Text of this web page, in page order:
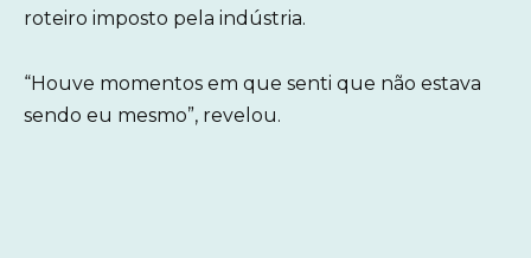
roteiro imposto pela indústria.
“Houve momentos em que senti que não estava
sendo eu mesmo”, revelou.